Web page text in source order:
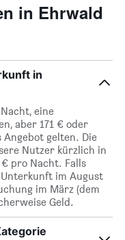
in Ehrwald
in
eine
aber 171 € oder
gelten. Die
Nutzer kürzlich in
pro Nacht. Falls
im August
im März (dem
Geld.